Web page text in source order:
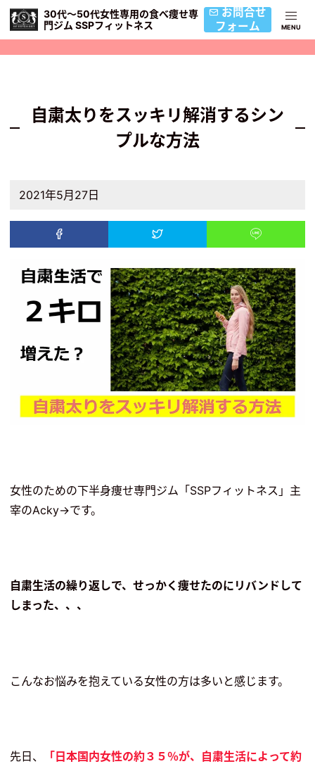
30代〜50代女性専用の食べ痩せ専
門ジム SSPフィットネス
お問合せ
フォーム
自粛太りをスッキリ解消するシン
プルな方法
2021年5月27日
女性のための下半身痩せ専門ジム「SSPフィットネス」主
宰のAcky→です。
自粛生活の繰り返しで、せっかく痩せたのにリバンドして
しまった、、、
こんなお悩みを抱えている女性の方は多いと感じます。
先日、
「日本国内女性の約３５％が、自粛生活によって約